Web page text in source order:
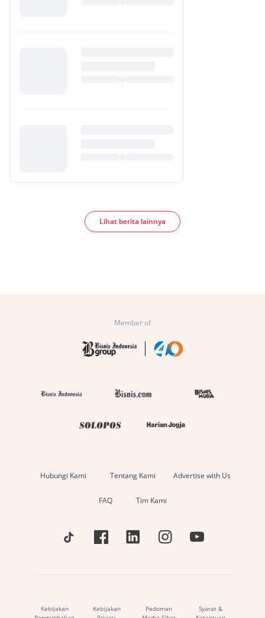
Lihat berita lainnya
Member of
Hubungi Kami Tentang Kami Advertise with Us
FAQ Tim Kami
Kebijakan
Kebijakan
Pedoman
Syarat &